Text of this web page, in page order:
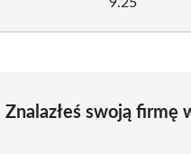
Znalazłeś swoją firmę